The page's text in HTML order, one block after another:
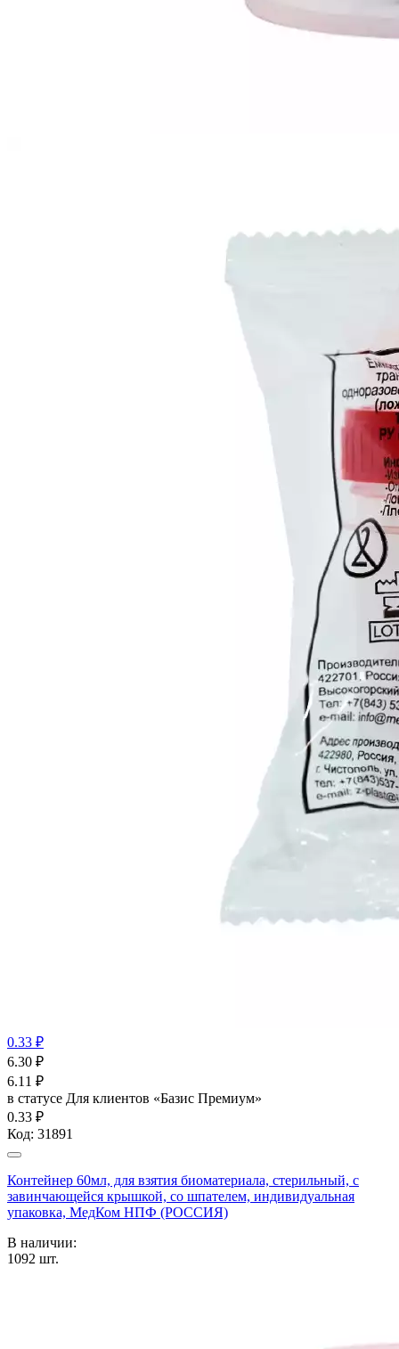
0.33 ₽
6.30 ₽
6.11 ₽
в статусе Для клиентов «Базис Премиум»
0.33 ₽
Код: 31891
Контейнер 60мл, для взятия биоматериала, стерильный, с
завинчающейся крышкой, со шпателем, индивидуальная
упаковка, МедКом НПФ (РОССИЯ)
В наличии:
1092 шт.